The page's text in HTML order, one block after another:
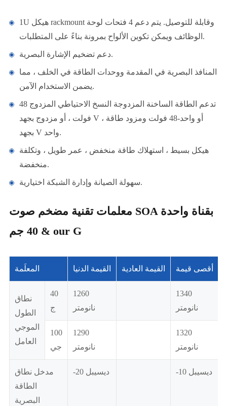
1U هيكل rackmount وقابلة للتوصيل. يتم دعم 4 فتحات لوحة
الوظائف ويمكن تكوين الألواح بمرونة بناءً على المتطلبات.
دعم تضخيم الإشارة البصرية.
المنافذ البصرية في المقدمة ووحدات الطاقة في الخلف ، مما
يضمن الاستخدام الآمن.
تدعم الطاقة الساخنة المزدوجة النسخ الاحتياطي المزدوج 48
فولت ، أو مزدوج بجهد V ، أو واحد-48 فولت ومزود طاقة
بجهد V واحد.
هيكل بسيط ، استهلاك طاقة منخفض ، عمر طويل ، وتكلفة
منخفضة.
سهولة الصيانة وإدارة الشبكة اختيارية.
معلمات تقنية مضخم صوت SOA بقناة واحدة
40 جم & our G
المعلَمة القيمة الدنيا القيمة العادية أقصى قيمة
نطاق
الطول
الموجي
العامل
40
ج
1260
نانومتر
1340
نانومتر
100
جي
1290
نانومتر
1320
نانومتر
مدخل نطاق
الطاقة
البصرية
-20 ديسيبل -10 ديسيبل